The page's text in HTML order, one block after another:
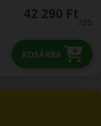
42 290 Ft
/db
KOSÁRBA